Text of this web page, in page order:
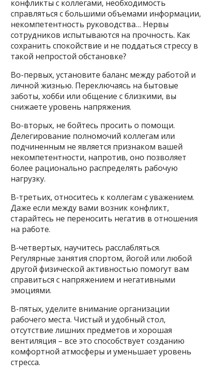
конфликты с коллегами, необходимость
справляться с большими объемами информации,
некомпетентность руководства… Нервы
сотрудников испытываются на прочность. Как
сохранить спокойствие и не поддаться стрессу в
такой непростой обстановке?
Во-первых, установите баланс между работой и
личной жизнью. Переключаясь на бытовые
заботы, хобби или общение с близкими, вы
снижаете уровень напряжения.
Во-вторых, не бойтесь просить о помощи.
Делегирование полномочий коллегам или
подчиненным не является признаком вашей
некомпетентности, напротив, оно позволяет
более рационально распределять рабочую
нагрузку.
В-третьих, относитесь к коллегам с уважением.
Даже если между вами возник конфликт,
старайтесь не переносить негатив в отношения
на работе.
В-четвертых, научитесь расслабляться.
Регулярные занятия спортом, йогой или любой
другой физической активностью помогут вам
справиться с напряжением и негативными
эмоциями.
В-пятых, уделите внимание организации
рабочего места. Чистый и удобный стол,
отсутствие лишних предметов и хорошая
вентиляция – все это способствует созданию
комфортной атмосферы и уменьшает уровень
стресса.